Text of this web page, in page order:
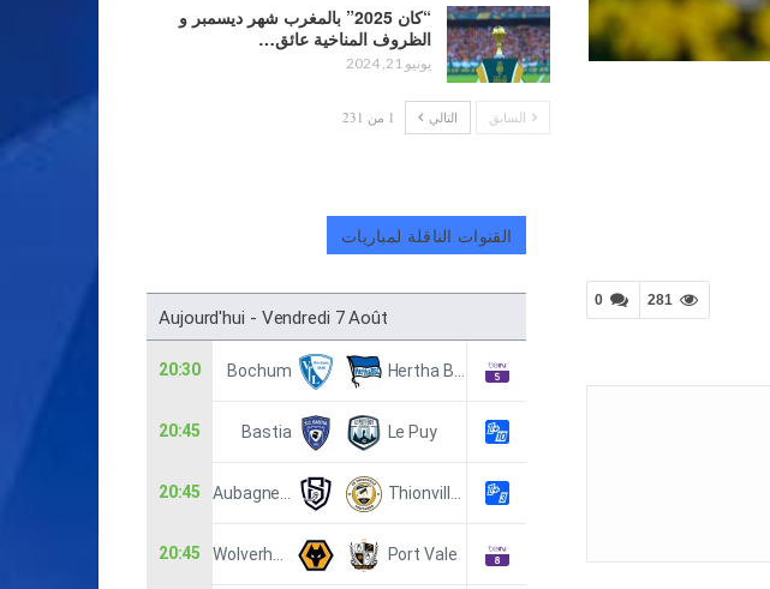
0 281
“كان 2025” بالمغرب شهر ديسمبر و
الظروف المناخية عائق…
يونيو 21, 2024
السابق التالي 1 من 231
القنوات الناقلة لمباريات